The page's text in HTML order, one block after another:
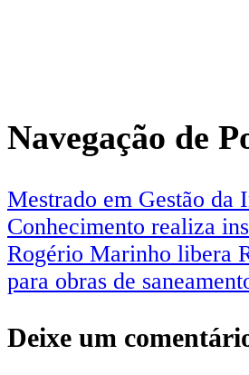
Navegação de
Mestrado em Gestão da
Conhecimento realiza
Rogério Marinho libera
para obras de
Deixe um